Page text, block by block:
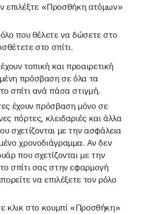
επιλέξτε «Προσθήκη ατόμων»
που θέλετε να δώσετε στο
στο σπίτι.
τοπική και προαιρετική
πρόσβαση σε όλα τα
σπίτι ανά πάσα στιγμή.
έχουν πρόσβαση μόνο σε
πόρτες, κλειδαριές και άλλα
σχετίζονται με την ασφάλεια
χρονοδιάγραμμα. Αν δεν
που σχετίζονται με την
σπίτι σας στην εφαρμογή
να επιλέξετε τον ρόλο
κλικστο κουμπί «Προσθήκη»